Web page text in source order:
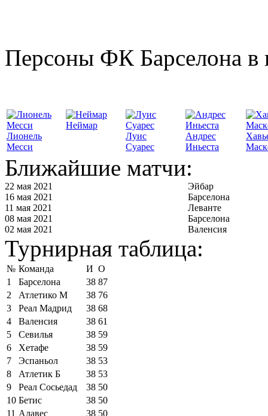
Персоны ФК Барселона в
Лионель
Месси
Неймар
Луис
Суарес
Андрес
Иньеста
Ближайшие матчи:
22 мая 2021
Эйбар
16 мая 2021
Барселона
11 мая 2021
Леванте
08 мая 2021
Барселона
02 мая 2021
Валенсия
Турнирная таблица:
№ Команда И О
1
Барселона 38 87
2
Атлетико М 38 76
3
Реал Мадрид 38 68
4
Валенсия 38 61
5
Севилья 38 59
6
Хетафе 38 59
7
Эспаньол 38 53
8
Атлетик Б 38 53
9
Реал Сосьедад 38 50
10 Бетис 38 50
11 Алавес 38 50